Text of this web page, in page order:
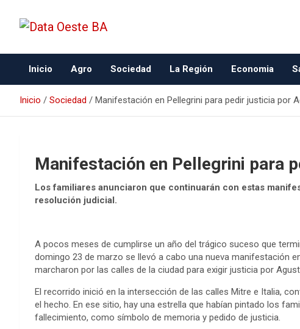
Data Oeste BA
Inicio Agro Sociedad La Región Economia
Inicio Sociedad Manifestación en Pellegrini para pedir justicia por
Manifestación en Pellegrini para
Los familiares anunciaron que continuarán con estas
resolución judicial.
A pocos meses de cumplirse un año del trágico suceso que
domingo 23 de marzo se llevó a cabo una nueva manifestación
marcharon por las calles de la ciudad para exigir justicia por
El recorrido inició en la intersección de las calles Mitre e Italia,
el hecho. En ese sitio, hay una estrella que habían pintado los
fallecimiento, como símbolo de memoria y pedido de justicia.